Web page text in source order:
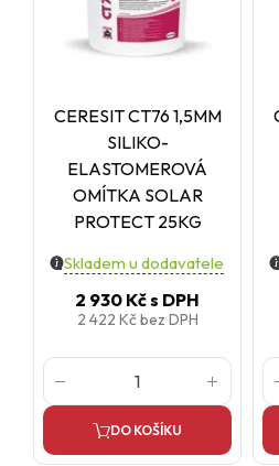
CERESIT CT76 1,5MM
SILIKO-
ELASTOMEROVÁ
OMÍTKA SOLAR
PROTECT 25KG
Skladem u dodavatele
2 930 Kčs DPH
2 422 Kčbez DPH
DO KOŠÍKU